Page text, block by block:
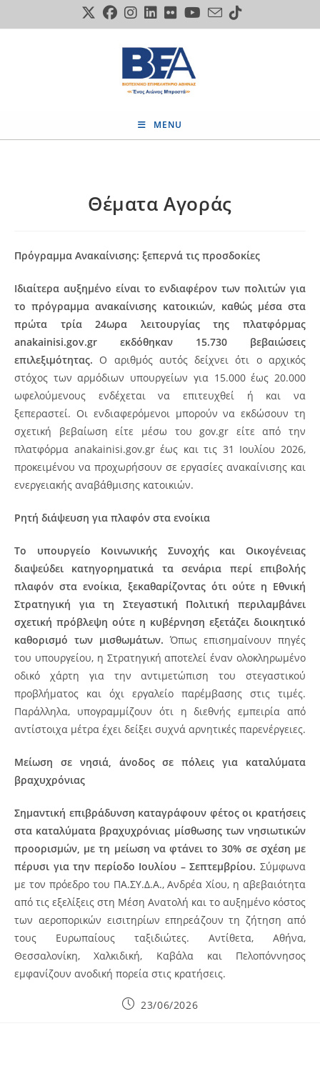
to
MENU
Θέματα Αγοράς
Πρόγραμμα Ανακαίνισης: ξεπερνά τις προσδοκίες
Ιδιαίτερα αυξημένο είναι το ενδιαφέρον των πολιτών για
το πρόγραμμα ανακαίνισης κατοικιών, καθώς μέσα στα
πρώτα τρία 24ωρα λειτουργίας της πλατφόρμας
anakainisi.gov.gr εκδόθηκαν 15.730 βεβαιώσεις
επιλεξιμότητας. Ο αριθμός αυτός δείχνει ότι ο αρχικός
στόχος των αρμόδιων υπουργείων για 15.000 έως 20.000
ωφελούμενους ενδέχεται να επιτευχθεί ή και να
ξεπεραστεί. Οι ενδιαφερόμενοι μπορούν να εκδώσουν τη
σχετική βεβαίωση είτε μέσω του gov.gr είτε από την
πλατφόρμα anakainisi.gov.gr έως και τις 31 Ιουλίου 2026,
προκειμένου να προχωρήσουν σε εργασίες ανακαίνισης και
ενεργειακής αναβάθμισης κατοικιών.
Ρητή διάψευση για πλαφόν στα ενοίκια
Το υπουργείο Κοινωνικής Συνοχής και Οικογένειας
διαψεύδει κατηγορηματικά τα σενάρια περί επιβολής
πλαφόν στα ενοίκια, ξεκαθαρίζοντας ότι ούτε η Εθνική
Στρατηγική για τη Στεγαστική Πολιτική περιλαμβάνει
σχετική πρόβλεψη ούτε η κυβέρνηση εξετάζει διοικητικό
καθορισμό των μισθωμάτων. Όπως επισημαίνουν πηγές
του υπουργείου, η Στρατηγική αποτελεί έναν ολοκληρωμένο
οδικό χάρτη για την αντιμετώπιση του στεγαστικού
προβλήματος και όχι εργαλείο παρέμβασης στις τιμές.
Παράλληλα, υπογραμμίζουν ότι η διεθνής εμπειρία από
αντίστοιχα μέτρα έχει δείξει συχνά αρνητικές παρενέργειες.
Μείωση σε νησιά, άνοδος σε πόλεις για καταλύματα
βραχυχρόνιας
Σημαντική επιβράδυνση καταγράφουν φέτος οι κρατήσεις
στα καταλύματα βραχυχρόνιας μίσθωσης των νησιωτικών
προορισμών, με τη μείωση να φτάνει το 30% σε σχέση με
πέρυσι για την περίοδο Ιουλίου – Σεπτεμβρίου. Σύμφωνα
με τον πρόεδρο του ΠΑ.ΣΥ.Δ.Α., Ανδρέα Χίου, η αβεβαιότητα
από τις εξελίξεις στη Μέση Ανατολή και το αυξημένο κόστος
των αεροπορικών εισιτηρίων επηρεάζουν τη ζήτηση από
τους Ευρωπαίους ταξιδιώτες. Αντίθετα, Αθήνα,
Θεσσαλονίκη, Χαλκιδική, Καβάλα και Πελοπόννησος
εμφανίζουν ανοδική πορεία στις κρατήσεις.
Post23/06/2026